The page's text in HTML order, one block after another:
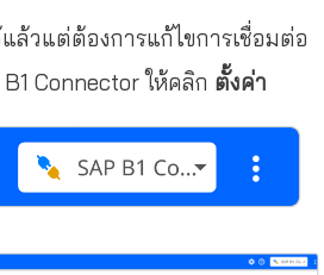
ล้วแต่ต้องการแก้ไขการเชื่อมต่อ
Connector ให้คลิก ตั้งค่า